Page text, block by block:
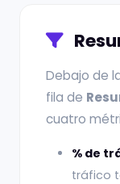
Debajo de
fila de
cuatro
% de
tráfico